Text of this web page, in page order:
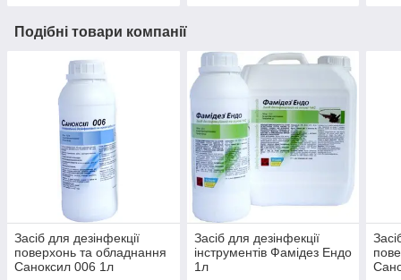
Подібні товари компанії
Засіб для дезінфекції
поверхонь та обладнання
Саноксил 006 1л
Засіб для дезінфекції
інструментів Фамідез Ендо
1л